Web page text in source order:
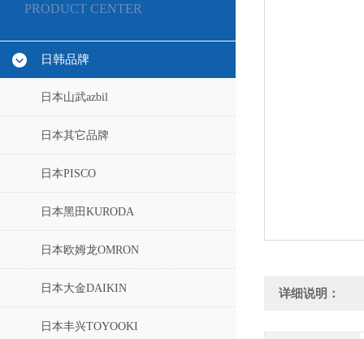
PRODUCT CENTER
日韩品牌
日本山武azbil
日本其它品牌
日本PISCO
日本黑田KURODA
日本欧姆龙OMRON
日本大金DAIKIN
日本丰兴TOYOOKI
详细说明：